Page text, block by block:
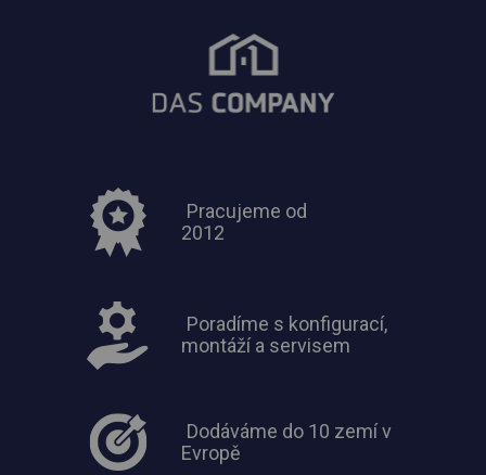
Pracujeme od
2012
Poradíme s konfigurací,
montáží a servisem
Dodáváme do 10 zemí v
Evropě